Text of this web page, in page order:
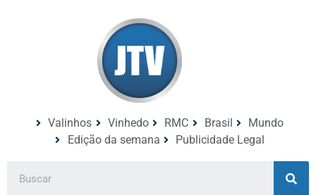
Valinhos Vinhedo RMC Brasil
Mundo
Edição da semana
Publicidade Legal